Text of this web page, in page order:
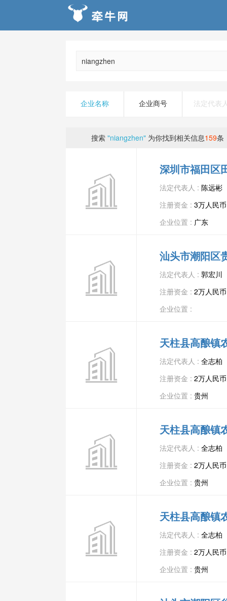
企业名称 企业商号 法定代表
搜索 "niangzhen" 为你找到相关信息159条
深圳市福田区
法定代表人 : 陈远彬
注册资金 : 3万人民币
企业位置 : 广东
汕头市潮阳区
法定代表人 : 郭宏川
注册资金 : 2万人民币
企业位置 :
天柱县高酿镇
法定代表人 : 全志柏
注册资金 : 2万人民
企业位置 : 贵州
天柱县高酿镇
法定代表人 : 全志柏
注册资金 : 2万人民
企业位置 : 贵州
天柱县高酿镇
法定代表人 : 全志柏
注册资金 : 2万人民
企业位置 : 贵州